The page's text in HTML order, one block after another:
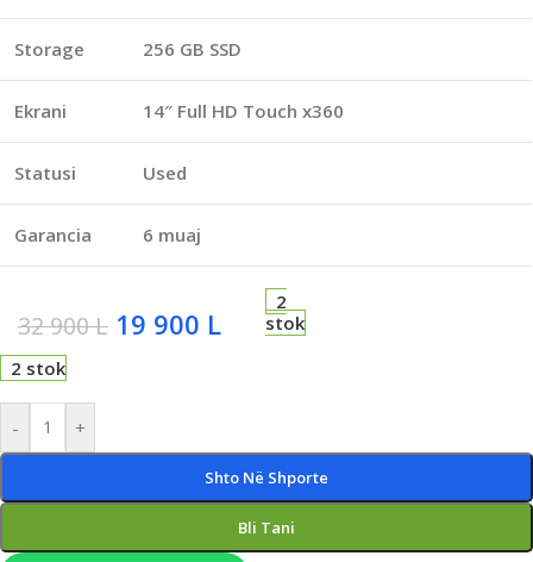
Storage 256 GB SSD
Ekrani 14″ Full HD Touch x360
Statusi Used
Garancia 6 muaj
32 900L 19 900 L
2
stok
2 stok
- +
Shto Në Shporte
Bli Tani